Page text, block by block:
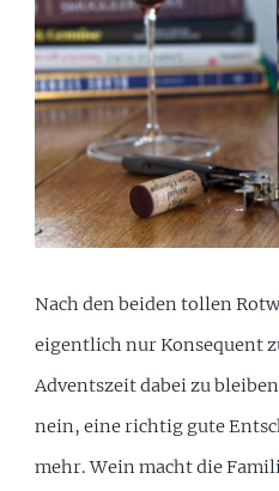
Nach den beiden tollen
eigentlich nur Konsequent
Adventszeit dabei zu
nein, eine richtig gute
mehr. Wein macht die